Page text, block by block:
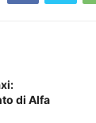
di Alfa